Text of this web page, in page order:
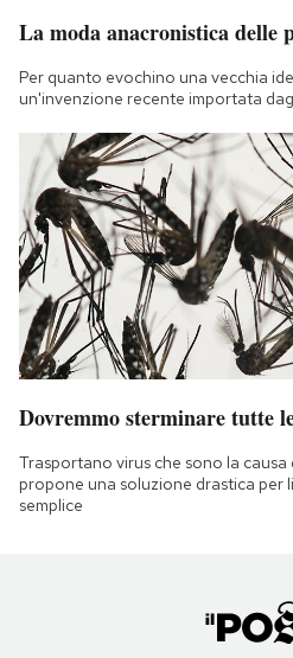
La moda anacronistica delle
Per quanto evochino una vecchia
un'invenzione recente importata
Dovremmo sterminare tutte
Trasportano virus che sono la causa
propone una soluzione drastica per
semplice